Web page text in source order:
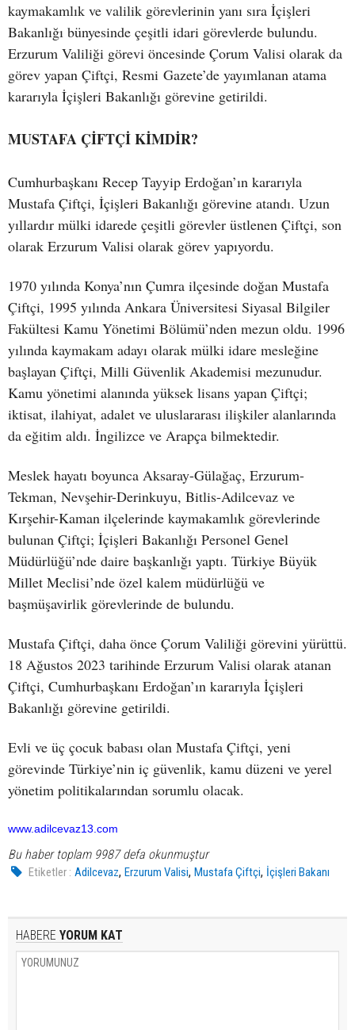
kaymakamlık ve valilik görevlerinin yanı sıra İçişleri
Bakanlığı bünyesinde çeşitli idari görevlerde bulundu.
Erzurum Valiliği görevi öncesinde Çorum Valisi olarak da
görev yapan Çiftçi, Resmi Gazete’de yayımlanan atama
kararıyla İçişleri Bakanlığı görevine getirildi.
MUSTAFA ÇİFTÇİ KİMDİR?
Cumhurbaşkanı Recep Tayyip Erdoğan’ın kararıyla
Mustafa Çiftçi, İçişleri Bakanlığı görevine atandı. Uzun
yıllardır mülki idarede çeşitli görevler üstlenen Çiftçi, son
olarak Erzurum Valisi olarak görev yapıyordu.
1970 yılında Konya’nın Çumra ilçesinde doğan Mustafa
Çiftçi, 1995 yılında Ankara Üniversitesi Siyasal Bilgiler
Fakültesi Kamu Yönetimi Bölümü’nden mezun oldu. 1996
yılında kaymakam adayı olarak mülki idare mesleğine
başlayan Çiftçi, Milli Güvenlik Akademisi mezunudur.
Kamu yönetimi alanında yüksek lisans yapan Çiftçi;
iktisat, ilahiyat, adalet ve uluslararası ilişkiler alanlarında
da eğitim aldı. İngilizce ve Arapça bilmektedir.
Meslek hayatı boyunca Aksaray-Gülağaç, Erzurum-
Tekman, Nevşehir-Derinkuyu, Bitlis-Adilcevaz ve
Kırşehir-Kaman ilçelerinde kaymakamlık görevlerinde
bulunan Çiftçi; İçişleri Bakanlığı Personel Genel
Müdürlüğü’nde daire başkanlığı yaptı. Türkiye Büyük
Millet Meclisi’nde özel kalem müdürlüğü ve
başmüşavirlik görevlerinde de bulundu.
Mustafa Çiftçi, daha önce Çorum Valiliği görevini yürüttü.
18 Ağustos 2023 tarihinde Erzurum Valisi olarak atanan
Çiftçi, Cumhurbaşkanı Erdoğan’ın kararıyla İçişleri
Bakanlığı görevine getirildi.
Evli ve üç çocuk babası olan Mustafa Çiftçi, yeni
görevinde Türkiye’nin iç güvenlik, kamu düzeni ve yerel
yönetim politikalarından sorumlu olacak.
www.adilcevaz13.com
Bu haber toplam 9987 defa okunmuştur
Etiketler : Adilcevaz,Erzurum Valisi,Mustafa Çiftçi, İçişleri Bakanı
HABERE YORUM KAT